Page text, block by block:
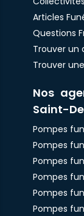
Articles
Questions
Trouver un
Trouver
Nos
Saint-
Pompes
Pompes
Pompes
Pompes
Pompes
Pompes